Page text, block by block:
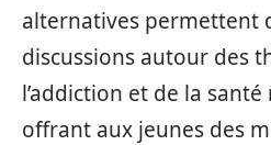
alternatives permettent
discussions autour des
l’addiction et de la
offrant aux jeunes des